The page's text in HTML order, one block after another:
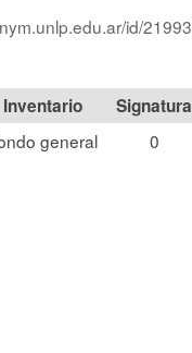
id/21993
Signatura
general 0